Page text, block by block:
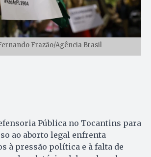
Frazão/Agência Brasil
Pública no Tocantins para
ao aborto legal enfrenta
à pressão política e à falta de